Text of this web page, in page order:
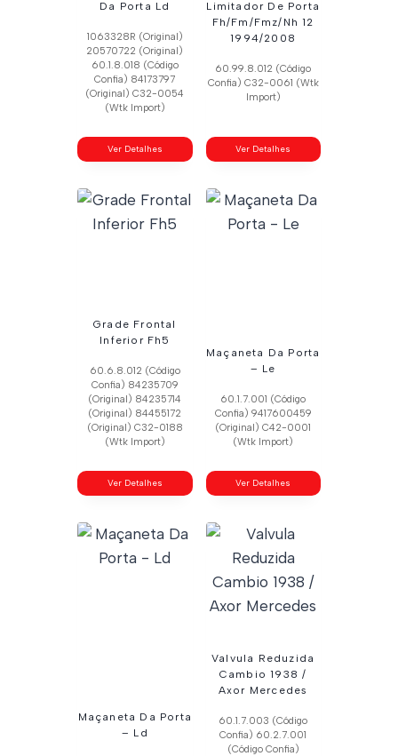
Da Porta Ld
1063328R (Original)
20570722 (Original)
60.1.8.018 (Código
Confia) 84173797
(Original) C32-0054
(Wtk Import)
Ver Detalhes
Limitador De Porta
Fh/Fm/Fmz/Nh 12
1994/2008
60.99.8.012 (Código
Confia) C32-0061 (Wtk
Import)
Ver Detalhes
Grade Frontal
Inferior Fh5
60.6.8.012 (Código
Confia) 84235709
(Original) 84235714
(Original) 84455172
(Original) C32-0188
(Wtk Import)
Ver Detalhes
Maçaneta Da Porta
– Le
60.1.7.001 (Código
Confia) 9417600459
(Original) C42-0001
(Wtk Import)
Ver Detalhes
Maçaneta Da Porta
– Ld
Valvula Reduzida
Cambio 1938 /
Axor Mercedes
60.1.7.003 (Código
Confia) 60.2.7.001
(Código Confia)